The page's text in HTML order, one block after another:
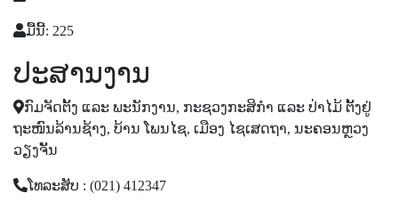
ມື້ນີ້: 225
ປະສານງານ
ກົມຈັດຕັ້ງ ແລະ ພະນັກງານ, ກະຊວງກະສິກໍາ ແລະ ປ່າໄມ້ ຕັ້ງຢູ່
ຖະໜົນລ້ານຊ້າງ, ບ້ານ ໂພນໄຊ, ເມືອງ ໄຊເສດຖາ, ນະຄອນຫຼວງ
ວຽງຈັັນ
ໂທລະສັບ : (021) 412347